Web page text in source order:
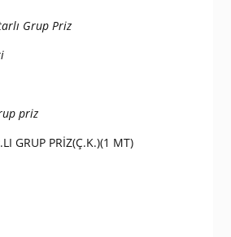
Grup Priz
priz
GRUP PRİZ(Ç.K.)(1 MT)